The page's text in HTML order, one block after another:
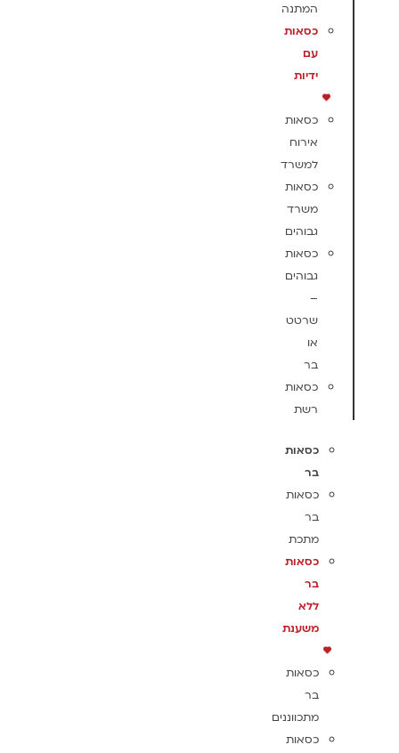
המתנה
כסאות
עם
ידיות
כסאות
אירוח
למשרד
כסאות
משרד
גבוהים
כסאות
גבוהים
–
שרטט
או
בר
כסאות
רשת
כסאות
בר
כסאות
בר
מתכת
כסאות
בר
ללא
משענת
כסאות
בר
מתכווננים
כסאות